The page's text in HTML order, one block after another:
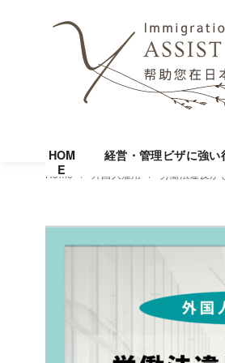
HOM
E
経営・管理ビザに強
Home 外国人雇用 労働法違反